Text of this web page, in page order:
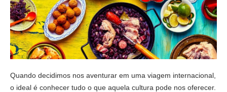
Quando decidimos nos aventurar em uma viagem internacional,
o ideal é conhecer tudo o que aquela cultura pode nos oferecer.